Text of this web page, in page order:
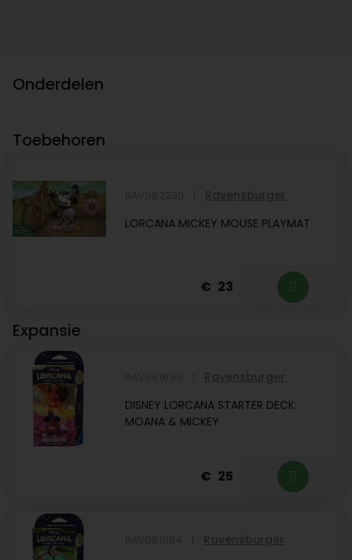
Onderdelen
Toebehoren
Ravensburger
LORCANA MICKEY MOUSE PLAYMAT
23
Expansie
Ravensburger
DISNEY LORCANA STARTER DECK:
MOANA & MICKEY
25
RAV981684
Ravensburger